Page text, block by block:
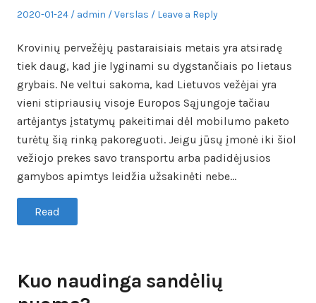
Posted
2020-01-24 Author
admin
Posted
Verslas Leave a Reply
Krovinių pervežėjų pastaraisiais metais yra atsiradę
tiek daug, kad jie lyginami su dygstančiais po lietaus
grybais. Ne veltui sakoma, kad Lietuvos vežėjai yra
vieni stipriausių visoje Europos Sąjungoje tačiau
artėjantys įstatymų pakeitimai dėl mobilumo paketo
turėtų šią rinką pakoreguoti. Jeigu jūsų įmonė iki šiol
vežiojo prekes savo transportu arba padidėjusios
gamybos apimtys leidžia užsakinėti nebe…
Read
Kuo naudinga sandėlių